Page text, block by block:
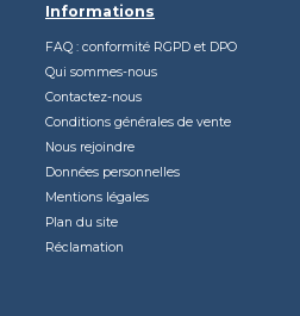
Informations
FAQ : conformité RGPD et DPO
Qui sommes-nous
Contactez-nous
Conditions générales de vente
Nous rejoindre
Données personnelles
Mentions légales
Plan du site
Réclamation